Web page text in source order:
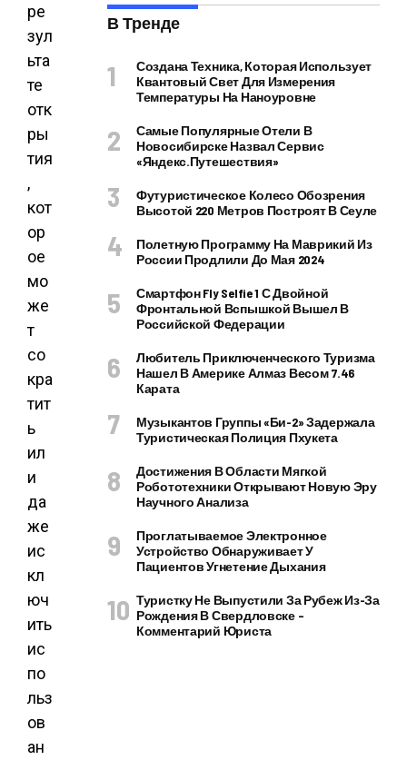
ре
зул
ьта
те
отк
ры
тия
,
кот
ор
ое
мо
же
т
со
кра
тит
ь
ил
и
да
же
ис
кл
юч
ить
ис
по
льз
ов
ан
В Тренде
Создана Техника, Которая Использует
Квантовый Свет Для Измерения
Температуры На Наноуровне
Самые Популярные Отели В
Новосибирске Назвал Сервис
«Яндекс.Путешествия»
Футуристическое Колесо Обозрения
Высотой 220 Метров Построят В Сеуле
Полетную Программу На Маврикий Из
России Продлили До Мая 2024
Смартфон Fly Selfie 1 С Двойной
Фронтальной Вспышкой Вышел В
Российской Федерации
Любитель Приключенческого Туризма
Нашел В Америке Алмаз Весом 7.46
Карата
Музыкантов Группы «Би-2» Задержала
Туристическая Полиция Пхукета
Достижения В Области Мягкой
Робототехники Открывают Новую Эру
Научного Анализа
Проглатываемое Электронное
Устройство Обнаруживает У
Пациентов Угнетение Дыхания
Туристку Не Выпустили За Рубеж Из-За
Рождения В Свердловске –
Комментарий Юриста